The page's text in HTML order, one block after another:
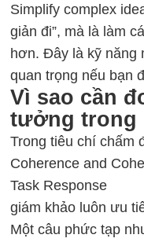
Simplify complex
giản đi”, mà là làm
hơn. Đây là kỹ năng
quan trọng nếu bạn
Vì sao cần
tưởng trong
Trong tiêu chí chấm
Coherence and
Task Response
giám khảo luôn ưu
Một câu phức tạp